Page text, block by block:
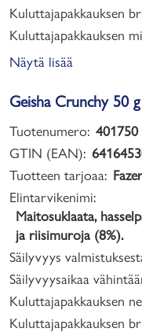
Kuluttajapakkauksen
Kuluttajapakkauksen
Näytä lisää
Geisha Crunchy 50 g
Tuotenumero: 401750
GTIN (EAN):
Tuotteen tarjoaa:
Elintarvikenimi:
Maitosuklaata,
ja riisimuroja (8%).
Säilyvyys
Säilyvyysaikaa
Kuluttajapakkauksen
Kuluttajapakkauksen